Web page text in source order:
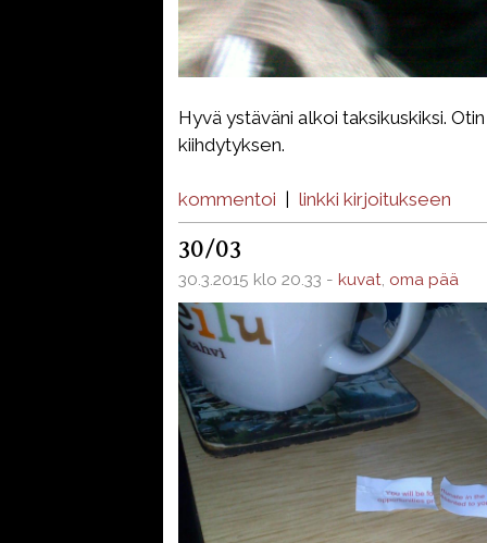
Hyvä ystäväni alkoi taksikuskiksi.
kiihdytyksen.
kommentoi linkki kirjoitukseen
30/03
30.3.2015 klo 20.33 - kuvat, oma pää